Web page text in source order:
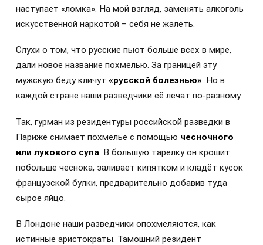
наступает «ломка». На мой взгляд, заменять алкоголь
искусственной наркотой – себя не жалеть.
Слухи о том, что русские пьют больше всех в мире,
дали новое название похмелью. За границей эту
мужскую беду кличут «русской болезнью». Но в
каждой стране наши разведчики её лечат по-разному.
Так, гурман из резидентуры российской разведки в
Париже снимает похмелье с помощью чесночного
или лукового супа. В большую тарелку он крошит
побольше чеснока, заливает кипятком и кладёт кусок
французской булки, предварительно добавив туда
сырое яйцо.
В Лондоне наши разведчики опохмеляются, как
истинные аристократы. Тамошний резидент